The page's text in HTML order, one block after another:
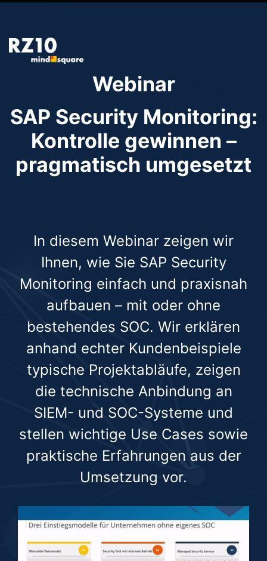
Webinar
SAP Security Monitoring:
Kontrolle gewinnen –
pragmatisch umgesetzt
In diesem Webinar zeigen wir
Ihnen, wie Sie SAP Security
Monitoring einfach und praxisnah
aufbauen – mit oder ohne
bestehendes SOC. Wir erklären
anhand echter Kundenbeispiele
typische Projektabläufe, zeigen
die technische Anbindung an
SIEM- und SOC-Systeme und
stellen wichtige Use Cases sowie
praktische Erfahrungen aus der
Umsetzung vor.